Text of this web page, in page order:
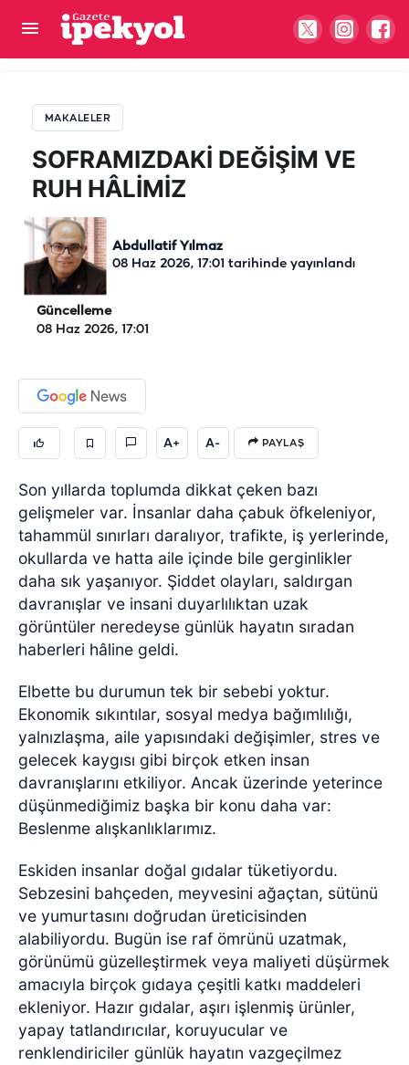
MAKALELER
SOFRAMIZDAKİ DEĞİŞİM VE
RUH HÂLİMİZ
Abdullatif Yılmaz
08 Haz 2026, 17:01 tarihinde yayınlandı
Güncelleme
08 Haz 2026, 17:01
A+ A- PAYLAŞ
Son yıllarda toplumda dikkat çeken bazı
gelişmeler var. İnsanlar daha çabuk öfkeleniyor,
tahammül sınırları daralıyor, trafikte, iş yerlerinde,
okullarda ve hatta aile içinde bile gerginlikler
daha sık yaşanıyor. Şiddet olayları, saldırgan
davranışlar ve insani duyarlılıktan uzak
görüntüler neredeyse günlük hayatın sıradan
haberleri hâline geldi.
Elbette bu durumun tek bir sebebi yoktur.
Ekonomik sıkıntılar, sosyal medya bağımlılığı,
yalnızlaşma, aile yapısındaki değişimler, stres ve
gelecek kaygısı gibi birçok etken insan
davranışlarını etkiliyor. Ancak üzerinde yeterince
düşünmediğimiz başka bir konu daha var:
Beslenme alışkanlıklarımız.
Eskiden insanlar doğal gıdalar tüketiyordu.
Sebzesini bahçeden, meyvesini ağaçtan, sütünü
ve yumurtasını doğrudan üreticisinden
alabiliyordu. Bugün ise raf ömrünü uzatmak,
görünümü güzelleştirmek veya maliyeti düşürmek
amacıyla birçok gıdaya çeşitli katkı maddeleri
ekleniyor. Hazır gıdalar, aşırı işlenmiş ürünler,
yapay tatlandırıcılar, koruyucular ve
renklendiriciler günlük hayatın vazgeçilmez
SOFRAMIZDAKİ DEĞİŞİM VE RUH HÂLİMİZ